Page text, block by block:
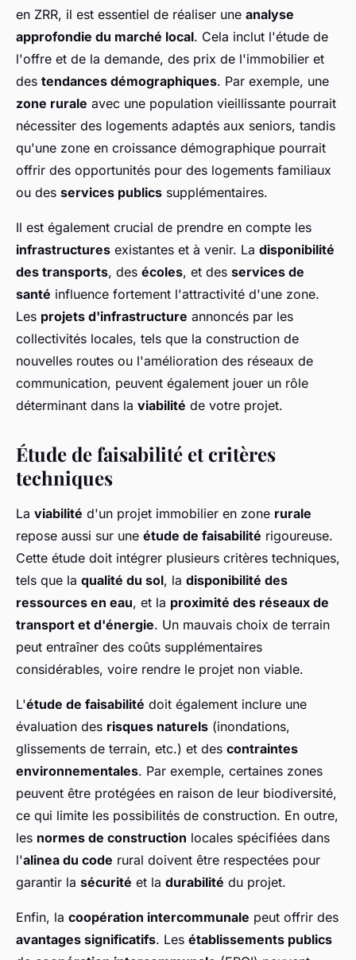
en ZRR, il est essentiel de réaliser une analyse
approfondie du marché local. Cela inclut l'étude de
l'offre et de la demande, des prix de l'immobilier et
des tendances démographiques. Par exemple, une
zone rurale avec une population vieillissante pourrait
nécessiter des logements adaptés aux seniors, tandis
qu'une zone en croissance démographique pourrait
offrir des opportunités pour des logements familiaux
ou des services publics supplémentaires.
Il est également crucial de prendre en compte les
infrastructures existantes et à venir. La disponibilité
des transports, des écoles, et des services de
santé influence fortement l'attractivité d'une zone.
Les projets d'infrastructure annoncés par les
collectivités locales, tels que la construction de
nouvelles routes ou l'amélioration des réseaux de
communication, peuvent également jouer un rôle
déterminant dans la viabilité de votre projet.
Étude de faisabilité et critères
techniques
La viabilité d'un projet immobilier en zone rurale
repose aussi sur une étude de faisabilité rigoureuse.
Cette étude doit intégrer plusieurs critères techniques,
tels que la qualité du sol, la disponibilité des
ressources en eau, et la proximité des réseaux de
transport et d'énergie. Un mauvais choix de terrain
peut entraîner des coûts supplémentaires
considérables, voire rendre le projet non viable.
L'étude de faisabilité doit également inclure une
évaluation des risques naturels (inondations,
glissements de terrain, etc.) et des contraintes
environnementales. Par exemple, certaines zones
peuvent être protégées en raison de leur biodiversité,
ce qui limite les possibilités de construction. En outre,
les normes de construction locales spécifiées dans
l'alinea du code rural doivent être respectées pour
garantir la sécurité et la durabilité du projet.
Enfin, la coopération intercommunale peut offrir des
avantages significatifs. Les établissements publics